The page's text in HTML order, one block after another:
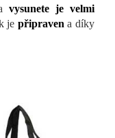
vysunete je velmi
je připraven a díky